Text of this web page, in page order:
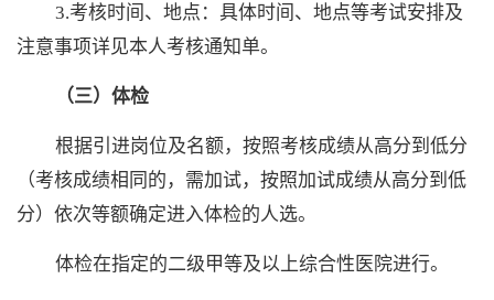
3.考核时间、地点：具体时间、地点等考试安排及
注意事项详见本人考核通知单。
（三）体检
根据引进岗位及名额，按照考核成绩从高分到低分
（考核成绩相同的，需加试，按照加试成绩从高分到低
分）依次等额确定进入体检的人选。
体检在指定的二级甲等及以上综合性医院进行。